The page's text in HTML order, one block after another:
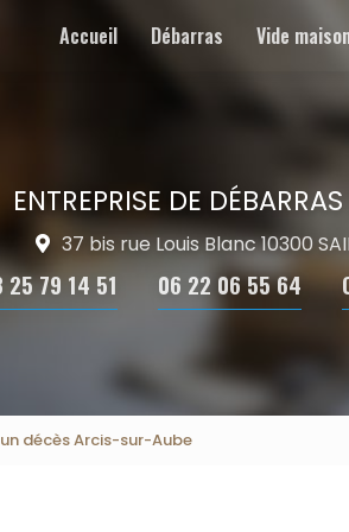
Accueil
Débarras Vide
ENTREPRISE DE
37 bis rue Louis Blanc 10300
25 79 14 51 06 22 06 55 64
décès Arcis-sur-Aube